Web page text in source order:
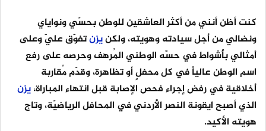
كنت أظن أنني من أكثر العاشقين للوطن بحسّي ونواياي
ونضالي من أجل سيادته وهويته، ولكنيزنتفوّق عليّ وعلى
أمثالي بأشواط في حسّه الوطني المُرهف وحرصه على رفع
اسم الوطن عالياً في كل محفلٍ أو تظاهرة، وقدّم مُقاربة
أخلاقية في رفض إجراء فحص الإصابة قبل انتهاء المباراة،يزن
الذي أصبح ايقونة النصر الأردني في المحافل الرياضيّة، وتاج
هويته الأكيد.